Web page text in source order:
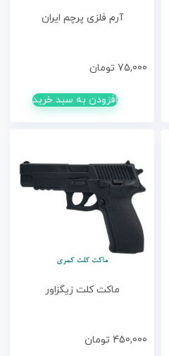
آرم فلزی پرچم ایران
75,000 تومان
افزودن به سبد خرید
ماکت کلت زیگزاور
450,000 تومان